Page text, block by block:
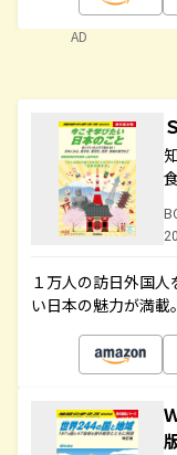
AD
１万人の訪日外国
い日本の魅力が満載